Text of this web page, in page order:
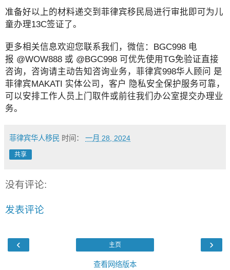
准备好以上的材料递交到菲律宾移民局进行审批即可为儿
童办理13C签证了。
更多相关信息欢迎您联系我们，微信：BGC998 电
报 @WOW888 或 @BGC998 可优先使用TG免验证直接
咨询，咨询请主动告知咨询业务，菲律宾998华人顾问 是
菲律宾MAKATI 实体公司，客户 隐私安全保护服务可靠，
可以安排工作人员上门取件或前往我们办公室提交办理业
务。
菲律宾华人移民 时间： 一月 28, 2024
共享
没有评论:
发表评论
‹ ›
主页
查看网络版本